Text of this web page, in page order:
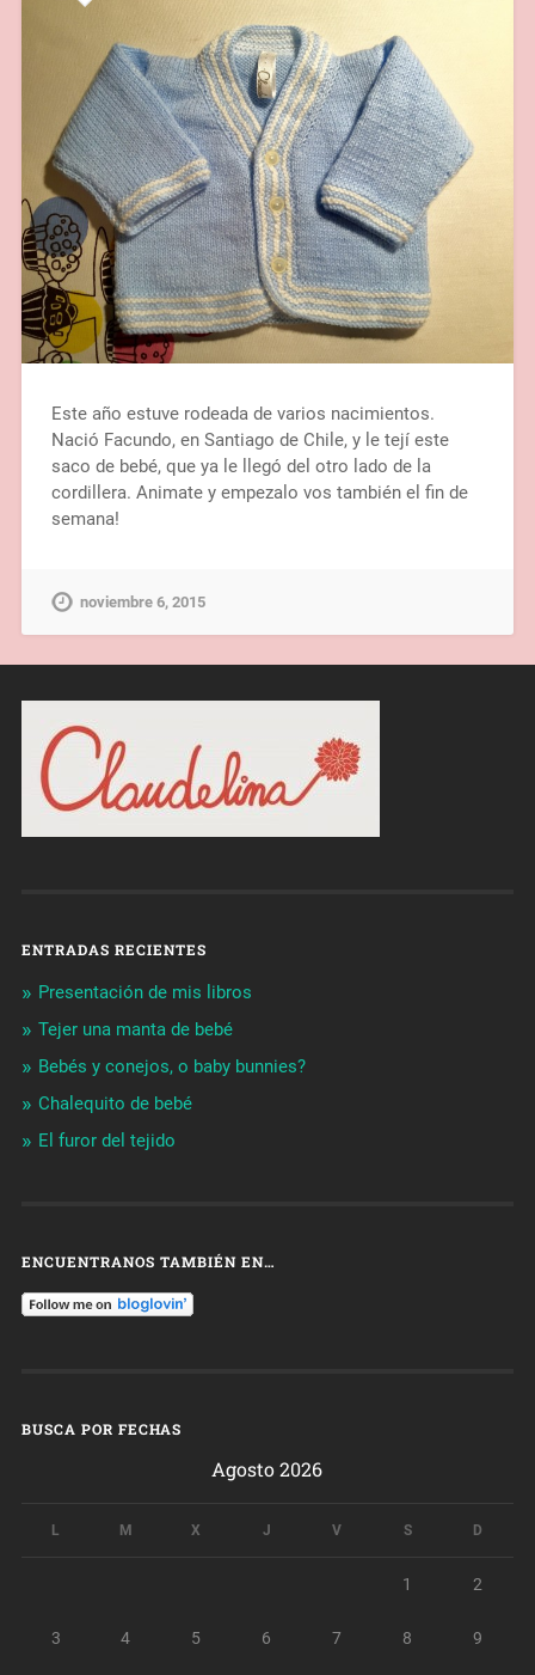
Este año estuve rodeada de varios nacimientos.
Nació Facundo, en Santiago de Chile, y le tejí este
saco de bebé, que ya le llegó del otro lado de la
cordillera. Animate y empezalo vos también el fin de
semana!
noviembre 6, 2015
ENTRADAS RECIENTES
Presentación de mis libros
Tejer una manta de bebé
Bebés y conejos, o baby bunnies?
Chalequito de bebé
El furor del tejido
ENCUENTRANOS TAMBIÉN EN…
BUSCA POR FECHAS
Agosto 2026
L M X J V S D
1 2
3 4 5 6 7 8 9